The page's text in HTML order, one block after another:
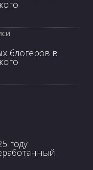
блогеров в
году